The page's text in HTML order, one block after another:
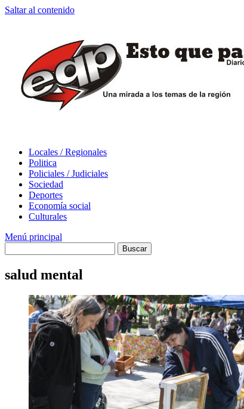
Saltar al contenido
Locales / Regionales
Politica
Policiales / Judiciales
Sociedad
Deportes
Economía social
Culturales
Menú principal
salud mental